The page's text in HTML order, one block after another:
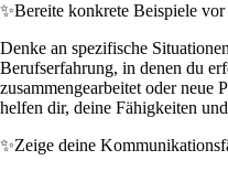
✨Bereite konkrete Beispiele vor
Denke an spezifische
Berufserfahrung, in denen du
zusammengearbeitet oder neue
helfen dir, deine Fähigkeiten
✨Zeige deine